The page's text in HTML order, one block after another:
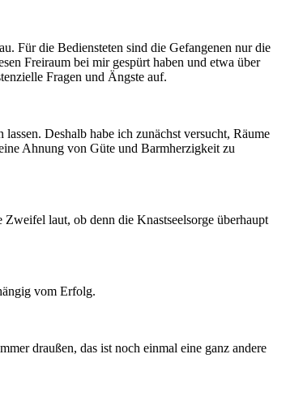
Für die Bediensteten sind die Gefangenen nur die
Freiraum bei mir gespürt haben und etwa über
Fragen und Ängste auf.
Deshalb habe ich zunächst versucht, Räume
Ahnung von Güte und Barmherzigkeit zu
laut, ob denn die Knastseelsorge überhaupt
vom Erfolg.
draußen, das ist noch einmal eine ganz andere